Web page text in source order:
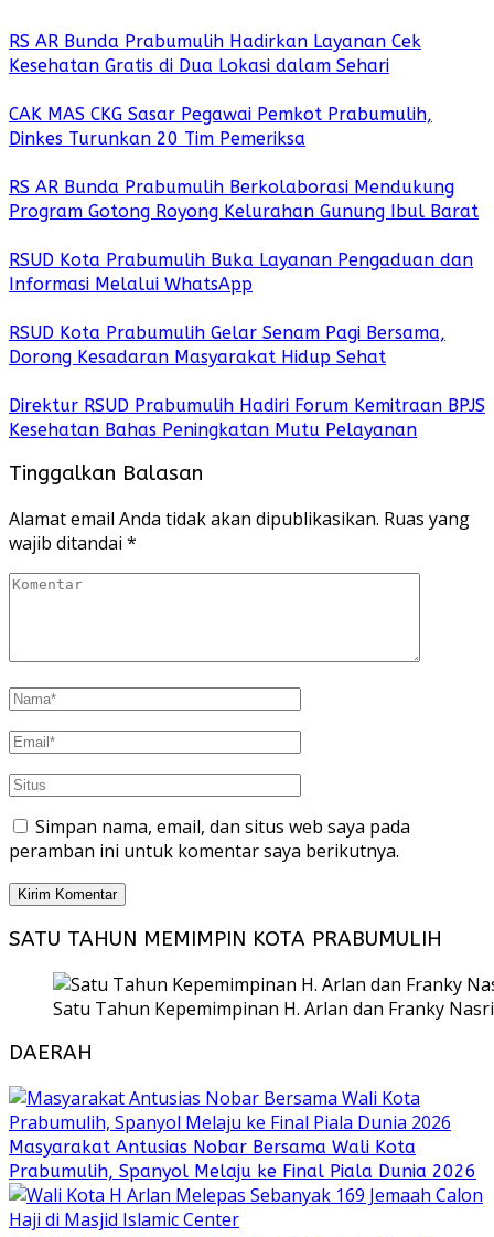
RS AR Bunda Prabumulih Hadirkan Layanan Cek
Kesehatan Gratis di Dua Lokasi dalam Sehari
CAK MAS CKG Sasar Pegawai Pemkot Prabumulih,
Dinkes Turunkan 20 Tim Pemeriksa
RS AR Bunda Prabumulih Berkolaborasi Mendukung
Program Gotong Royong Kelurahan Gunung Ibul Barat
RSUD Kota Prabumulih Buka Layanan Pengaduan dan
Informasi Melalui WhatsApp
RSUD Kota Prabumulih Gelar Senam Pagi Bersama,
Dorong Kesadaran Masyarakat Hidup Sehat
Direktur RSUD Prabumulih Hadiri Forum Kemitraan BPJS
Kesehatan Bahas Peningkatan Mutu Pelayanan
Tinggalkan Balasan
Alamat email Anda tidak akan dipublikasikan. Ruas yang
wajib ditandai *
Simpan nama, email, dan situs web saya pada
peramban ini untuk komentar saya berikutnya.
SATU TAHUN MEMIMPIN KOTA PRABUMULIH
Satu Tahun Kepemimpinan H. Arlan dan Franky
DAERAH
Masyarakat Antusias Nobar Bersama Wali Kota
Prabumulih, Spanyol Melaju ke Final Piala Dunia 2026